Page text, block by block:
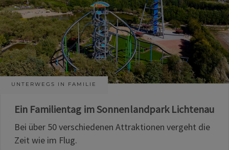
UNTERWEGS IN FAMILIE
Ein Familientag im Sonnenlandpark Lichtenau
Bei über 50 verschiedenen Attraktionen vergeht die
Zeit wie im Flug.